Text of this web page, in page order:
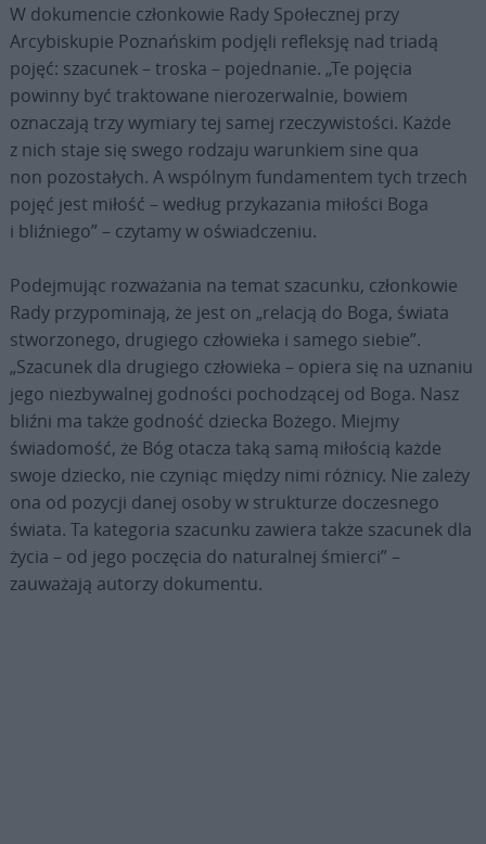
W dokumencie członkowie Rady Społecznej przy
Arcybiskupie Poznańskim podjęli refleksję nad triadą
pojęć: szacunek – troska – pojednanie. „Te pojęcia
powinny być traktowane nierozerwalnie, bowiem
oznaczają trzy wymiary tej samej rzeczywistości. Każde
z nich staje się swego rodzaju warunkiem sine qua
non pozostałych. A wspólnym fundamentem tych trzech
pojęć jest miłość – według przykazania miłości Boga
i bliźniego” – czytamy w oświadczeniu.
Podejmując rozważania na temat szacunku, członkowie
Rady przypominają, że jest on „relacją do Boga, świata
stworzonego, drugiego człowieka i samego siebie”.
„Szacunek dla drugiego człowieka – opiera się na uznaniu
jego niezbywalnej godności pochodzącej od Boga. Nasz
bliźni ma także godność dziecka Bożego. Miejmy
świadomość, że Bóg otacza taką samą miłością każde
swoje dziecko, nie czyniąc między nimi różnicy. Nie zależy
ona od pozycji danej osoby w strukturze doczesnego
świata. Ta kategoria szacunku zawiera także szacunek dla
życia – od jego poczęcia do naturalnej śmierci” –
zauważają autorzy dokumentu.